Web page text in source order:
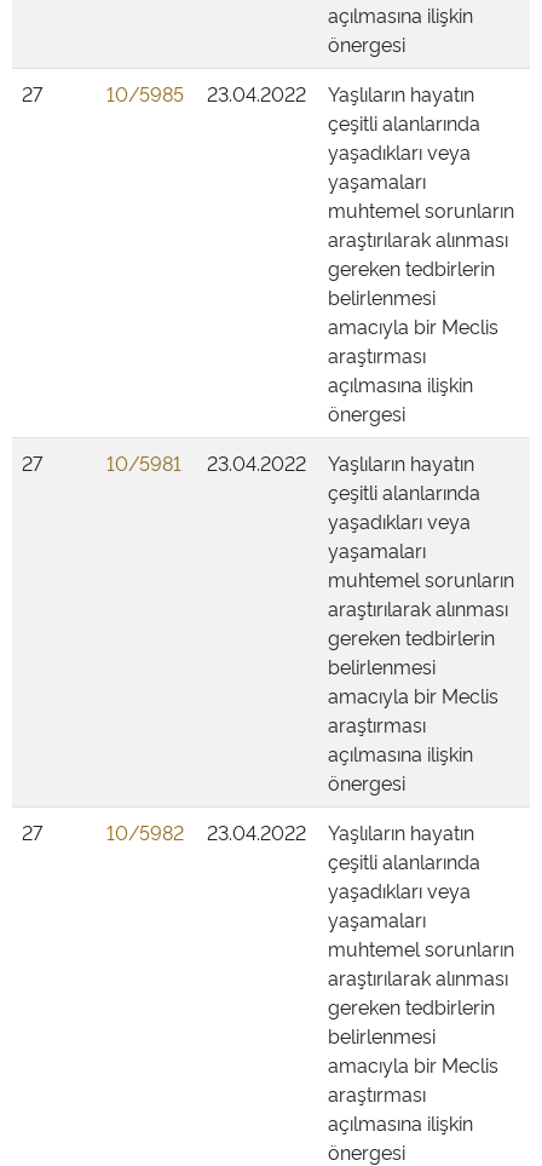
açılmasına ilişkin
önergesi
27
10/5985 23.04.2022
Yaşlıların hayatın
çeşitli alanlarında
yaşadıkları veya
yaşamaları
muhtemel sorunların
araştırılarak alınması
gereken tedbirlerin
belirlenmesi
amacıyla bir Meclis
araştırması
açılmasına ilişkin
önergesi
27
10/5981 23.04.2022
Yaşlıların hayatın
çeşitli alanlarında
yaşadıkları veya
yaşamaları
muhtemel sorunların
araştırılarak alınması
gereken tedbirlerin
belirlenmesi
amacıyla bir Meclis
araştırması
açılmasına ilişkin
önergesi
27
10/5982 23.04.2022
Yaşlıların hayatın
çeşitli alanlarında
yaşadıkları veya
yaşamaları
muhtemel sorunların
araştırılarak alınması
gereken tedbirlerin
belirlenmesi
amacıyla bir Meclis
araştırması
açılmasına ilişkin
önergesi